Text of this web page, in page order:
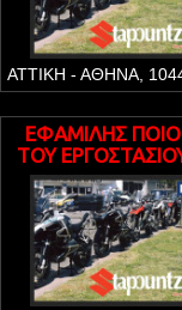
ΑΤΤΙΚΗ - ΑΘΗΝΑ,
ΕΦΑΜΙΛΗΣ
TOY